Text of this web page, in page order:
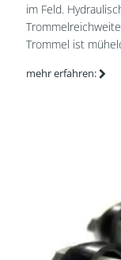
im Feld.
Trommel ist
mehr erfahren: